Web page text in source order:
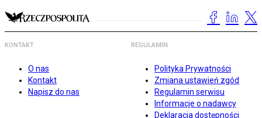
KONTAKT
O nas
Kontakt
Napisz do nas
REGULAMIN
Polityka Prywatności
Zmiana ustawień zgód
Regulamin serwisu
Informacje o nadawcy
Deklaracja dostępności